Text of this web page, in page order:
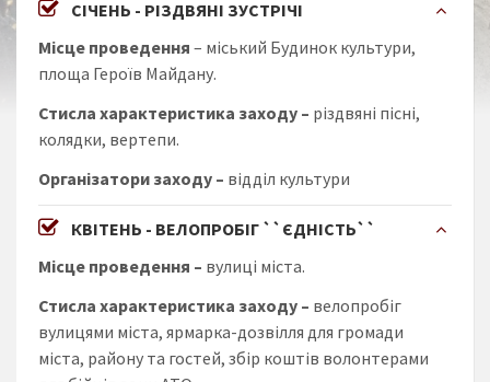
СІЧЕНЬ - РІЗДВЯНІ ЗУСТРІЧІ
Місце проведення – міський Будинок культури,
площа Героїв Майдану.
Стисла характеристика заходу – різдвяні пісні,
колядки, вертепи.
Організатори заходу – відділ культури
КВІТЕНЬ - ВЕЛОПРОБІГ ``ЄДНІСТЬ``
Місце проведення – вулиці міста.
Стисла характеристика заходу – велопробіг
вулицями міста, ярмарка-дозвілля для громади
міста, району та гостей, збір коштів волонтерами